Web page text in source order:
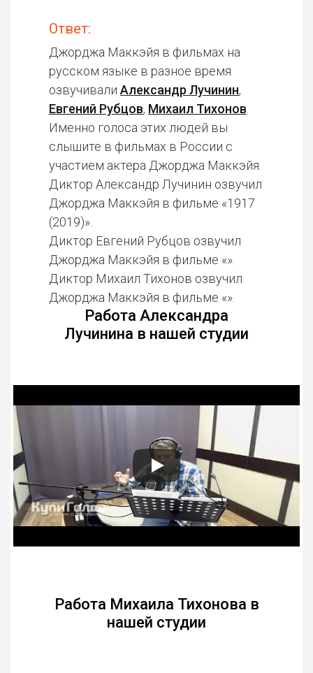
Ответ:
Джорджа Маккэйя в фильмах на
русском языке в разное время
озвучивали Александр Лучинин,
Евгений Рубцов, Михаил Тихонов
Именно голоса этих людей вы
слышите в фильмах в России с
участием актера Джорджа Маккэйя.
Диктор Александр Лучинин озвучил
Джорджа Маккэйя в фильме «1917
(2019)».
Диктор Евгений Рубцов озвучил
Джорджа Маккэйя в фильме «».
Диктор Михаил Тихонов озвучил
Джорджа Маккэйя в фильме «».
Работа Александра
Лучинина в нашей студии
Работа Михаила Тихонова в
нашей студии